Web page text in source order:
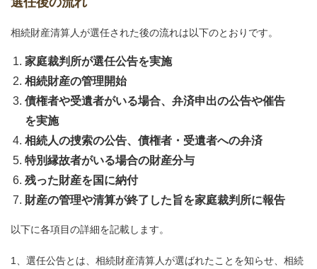
相続財産清算人が選任された後の流れは以下のとおりです。
家庭裁判所が選任公告を実施
相続財産の管理開始
債権者や受遺者がいる場合、弁済申出の公告や催告
を実施
相続人の捜索の公告、債権者・受遺者への弁済
特別縁故者がいる場合の財産分与
残った財産を国に納付
財産の管理や清算が終了した旨を家庭裁判所に報告
以下に各項目の詳細を記載します。
1、選任公告とは、相続財産清算人が選ばれたことを知らせ、相続